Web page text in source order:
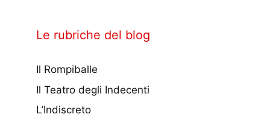
Le rubriche del blog
Il Rompiballe
Il Teatro degli Indecenti
L’Indiscreto